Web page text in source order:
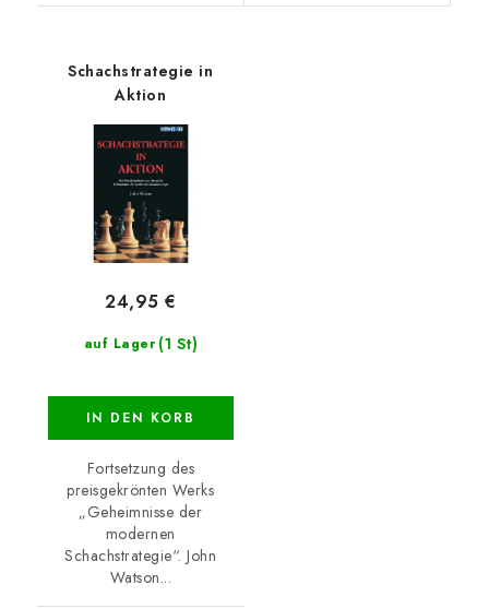
Schachstrategie in
Aktion
auf Lager (1 St)
24,95 €
IN DEN KORB
Fortsetzung des
preisgekrönten Werks
„Geheimnisse der
modernen
Schachstrategie“. John
Watson...